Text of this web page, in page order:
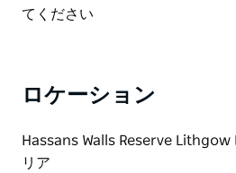
List
てください
ロケーション
Hassans Walls Reserve Lithgow
リア